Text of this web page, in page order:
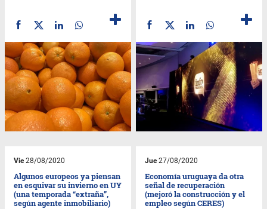
Vie28/08/2020
Algunos europeos ya piensan
en esquivar su invierno en UY
(una temporada “extraña”,
según agente inmobiliario)
Jue27/08/2020
Economía uruguaya da otra
señal de recuperación
(mejoró la construcción y el
empleo según CERES)